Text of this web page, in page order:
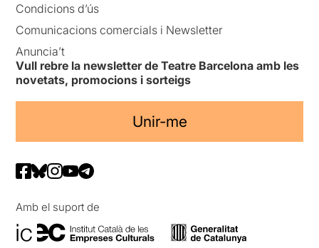
Condicions d’ús
Comunicacions comercials i Newsletter
Anuncia’t
Vull rebre la newsletter de Teatre Barcelona amb les
novetats, promocions i sorteigs
Unir-me
Amb el suport de